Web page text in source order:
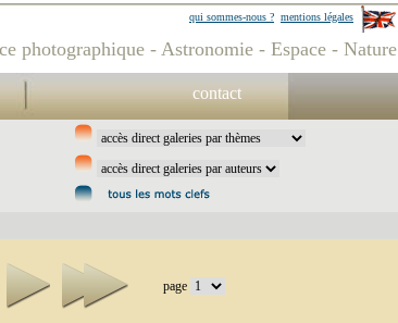
mentions légales
qui sommes-nous ?
photographique - Astronomie - Espace - Nature
contact
page